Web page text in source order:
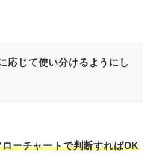
応じて使い分けるようにし
ローチャートで判断すればOK